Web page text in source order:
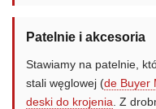
Patelnie i akcesoria
Stawiamy na patelnie,
stali węglowej (de Buyer
deski do krojenia . Z